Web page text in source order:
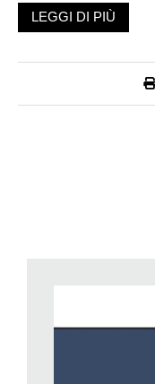
linee e l’espressività
adulto magari non
nettezza dei contorni
Dicevamo che chi
la cosa bella di Attilio
entusiasmare i
attualissima anche ai
precorso i tempi:
LEGGI DI PIÙ